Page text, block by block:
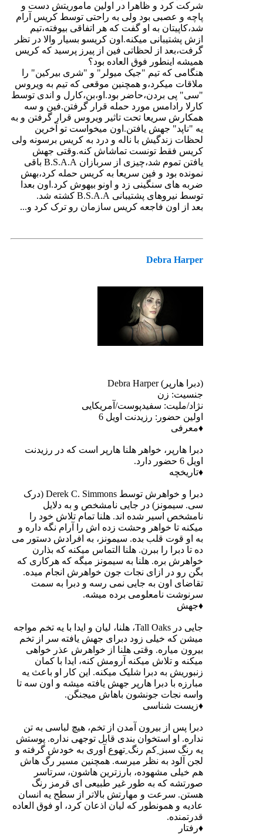
شرکت کرد و ظاهرا در اولین ماموریتش دست و
پاچه و عصبی بود ولی به راحتی توسط کریس آرام
شد،کاپیتان به او گفت که هر اتفاقی بیوفته،تیم
ازش پشتیبانی میکنه.اون کریسو بسیار والا در تظر
گرفت،بعد از لحظاتی فین از پیرز پرسید که کریس
همیشه اینطور فوق العاده بود؟
هنگامی که تیم "جیک میولر" و "شری بیرکین" را
ملاقات میکرد،و همچنین موقعی که تیم به ویروس
"سی" پی بردن،حاضر بود.او،بن،کارل و اندی توسط
کارلا رادامس مورد حمله قرار گرفتن.فین و سه
همکارش سریعا تحت تاثیر ویروس قرار گرفتن و به
یه "ناپد" جهش یافتن.اون میخواست تو آخرین
لحظات زندگیش با ناله و درد به کریس برسونه ولی
کریس فقط تونست تماشاش کنه.وقتی جهش
یافتن تموم شد،چیزی از سربازان B.S.A.A باقی
نمونده بود و فین سریعا به کریس حمله کرد،بهش
ضربه های سنگینی زد و اونو بیهوش کرد.اون بعدا
توسط نیروهای پشتیبانی B.S.A.A کشته شد.
بعد از اون فاجعه کریس سازمان رو ترک کرد و...
Debra Harper
(دبرا هارپر) Debra Harper
جنسیت: زن
نژاد/ملیت: سفیدپوست/آمریکایی
اولین حضور: رزیدنت اویل 6
♦معرفی
دبرا هارپر، خواهر هلنا هارپر است که در رزیدنت
اویل 6 حضور دارد.
♦تاریخچه
دبرا و خواهرش توسط Derek C. Simmons (درک
سی. سیمونز) در جایی نامشخص و به دلایل
نامشخص اسیر شده اند. هلنا تمام تلاش خود را
میکنه تا خواهر وحشت زده اش را آرام نگه داره و
به او قوت قلب بده. سیمونز، به افرادش دستور می
ده تا دبرا را ببرن. هلنا التماس میکنه که بذارن
خواهرش بره. هلنا به سیمونز میگه که هرکاری که
بگن رو در ازای نجات جون خواهرش انجام میده.
تقاضای اون به جایی نمی رسه و دبرا به سمت
سرنوشت نامعلومی برده میشه.
♦جهش
جایی در Tall Oaks، هلنا، لیان و ایدا با یه تخم مواجه
میشن که خیلی زود دبرای جهش یافته سر از تخم
بیرون میاره. وقتی هلنا از خواهرش عذر خواهی
میکنه و تلاش میکنه آرومش کنه، ایدا با کمان
زنبوریش به دبرا شلیک میکنه. این کار او باعث یه
مبارزه با دبرا هارپر جهش یافته میشه و اون سه تا
واسه نجات جونشون باهاش میجنگن.
♦زیست شناسی
دبرا پس از بیرون آمدن از تخم، هیچ لباسی به تن
نداره. او استخوان بندی قابل توجهی نداره. پوستش
یه رنگ سبز ِکم رنگ ِتهوع آوری به خودش گرفته و
لجن آلود به نظر میرسه. همچنین مسیر رگ هاش
هم خیلی مشهوده، بارزترین هاشون، سرتاسر
صورتشه که به طور غیر طبیعی ای قرمز رنگ
هستن. سرعت و مهارتش بالاتر از سطح یه انسان
عادیه و همونطور که لیان اذعان کرد، او فوق العاده
قدرتمنده.
♦رفتار